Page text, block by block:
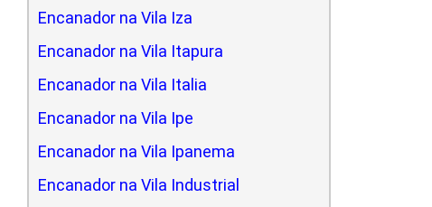
Encanador na Vila Iza
Encanador na Vila Itapura
Encanador na Vila Italia
Encanador na Vila Ipe
Encanador na Vila Ipanema
Encanador na Vila Industrial